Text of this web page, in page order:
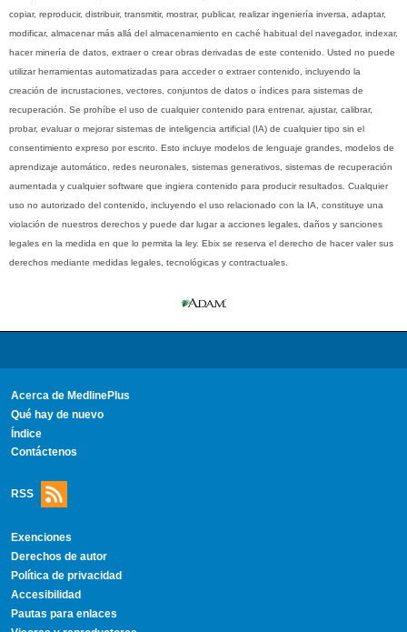
copiar, reproducir, distribuir, transmitir, mostrar, publicar, realizar ingeniería inversa, adaptar,
modificar, almacenar más allá del almacenamiento en caché habitual del navegador, indexar,
hacer minería de datos, extraer o crear obras derivadas de este contenido. Usted no puede
utilizar herramientas automatizadas para acceder o extraer contenido, incluyendo la
creación de incrustaciones, vectores, conjuntos de datos o índices para sistemas de
recuperación. Se prohíbe el uso de cualquier contenido para entrenar, ajustar, calibrar,
probar, evaluar o mejorar sistemas de inteligencia artificial (IA) de cualquier tipo sin el
consentimiento expreso por escrito. Esto incluye modelos de lenguaje grandes, modelos de
aprendizaje automático, redes neuronales, sistemas generativos, sistemas de recuperación
aumentada y cualquier software que ingiera contenido para producir resultados. Cualquier
uso no autorizado del contenido, incluyendo el uso relacionado con la IA, constituye una
violación de nuestros derechos y puede dar lugar a acciones legales, daños y sanciones
legales en la medida en que lo permita la ley. Ebix se reserva el derecho de hacer valer sus
derechos mediante medidas legales, tecnológicas y contractuales.
Acerca de MedlinePlus
Qué hay de nuevo
Índice
Contáctenos
RSS
Exenciones
Derechos de autor
Política de privacidad
Accesibilidad
Pautas para enlaces